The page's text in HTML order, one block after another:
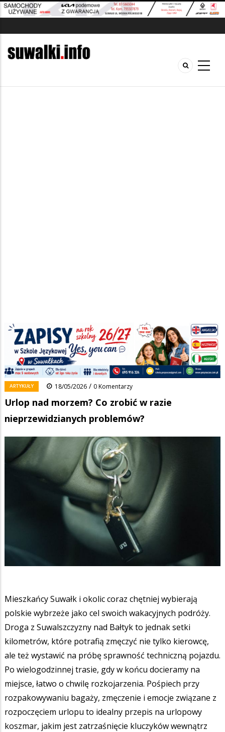
Ścieżka
nawigacyjna
Strona główna/Wiadomości /Artykuły /
Urlop nad morzem? Co zrobić w razie nieprzewidzianych problemów?
Facebook PinterestTumblr
0 Reddit Share
ARTYKUŁY 18/05/2026 / 0 Komentarzy
Urlop nad morzem? Co zrobić w razie
nieprzewidzianych problemów?
Mieszkańcy Suwałk i okolic coraz chętniej wybierają
polskie wybrzeże jako cel swoich wakacyjnych podróży.
Droga z Suwalszczyzny nad Bałtyk to jednak setki
kilometrów, które potrafią zmęczyć nie tylko kierowcę,
ale też wystawić na próbę sprawność techniczną pojazdu.
Po wielogodzinnej trasie, gdy w końcu docieramy na
miejsce, łatwo o chwilę rozkojarzenia. Pośpiech przy
rozpakowywaniu bagaży, zmęczenie i emocje związane z
rozpoczęciem urlopu to idealny przepis na urlopowy
koszmar, jakim jest zatrzaśnięcie kluczyków wewnątrz